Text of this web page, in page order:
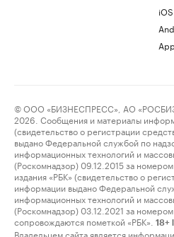
iOS
© ООО «БИЗНЕСПРЕСС», АО
2026. Сообщения и материалы
(свидетельство о регистрации
выдано Федеральной службой по
информационных технологий и
(Роскомнадзор) 09.12.2015 за
издания «РБК» (свидетельство о
информации выдано Федеральной
информационных технологий и
(Роскомнадзор) 03.12.2021 за
сопровождаются пометкой «РБК».
18+
Владельцем сайта является